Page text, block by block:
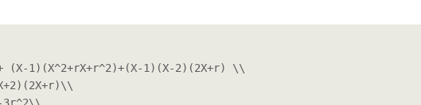
(X-1)(X^2+rX+r^2)+(X-1)(X-2)(2X+r) \\